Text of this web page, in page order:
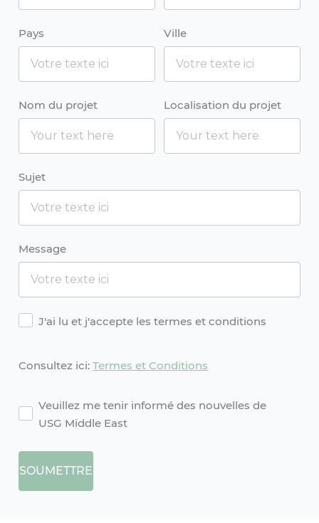
Pays Ville
Nom du projet Localisation du projet
Sujet
Message
Agreement
J'ai lu et j'accepte les termes et conditions
Consultez ici: Termes et Conditions
agreement2
Veuillez me tenir informé des nouvelles de
USG Middle East
SOUMETTRE